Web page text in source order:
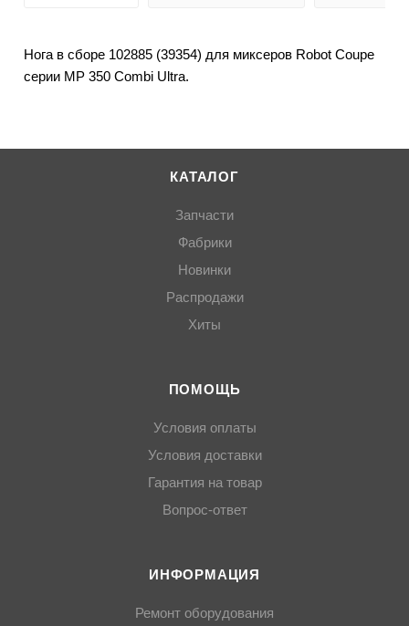
Нога в сборе 102885 (39354) для миксеров Robot Coupe
серии MP 350 Combi Ultra.
КАТАЛОГ
Запчасти
Фабрики
Новинки
Распродажи
Хиты
ПОМОЩЬ
Условия оплаты
Условия доставки
Гарантия на товар
Вопрос-ответ
ИНФОРМАЦИЯ
Ремонт оборудования